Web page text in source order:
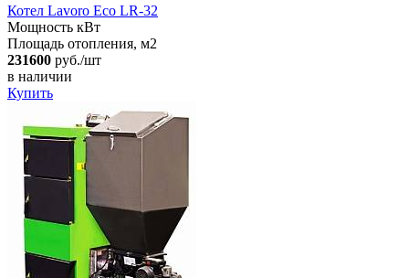
Котел Lavoro Eco LR-32
Мощность кВт
Площадь отопления, м2
231600 руб./шт
в наличии
Купить